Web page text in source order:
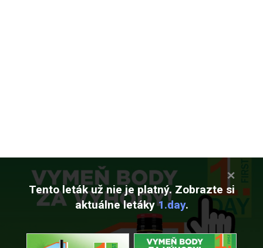
Tento leták už nie je platný. Zobrazte si
aktuálne letáky1.day.